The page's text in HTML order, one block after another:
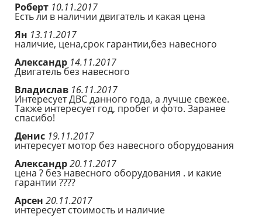
Роберт 10.11.2017
Есть ли в наличии двигатель и какая цена
Ян 13.11.2017
наличие, цена,срок гарантии,без навесного
Александр 14.11.2017
Двигатель без навесного
Владислав 16.11.2017
Интересует ДВС данного года, а лучше свежее.
Также интересует год, пробег и фото. Заранее
спасибо!
Денис 19.11.2017
интересует мотор без навесного оборудования
Александр20.11.2017
цена ? без навесного оборудования . и какие
гарантии ????
Арсен 20.11.2017
интересует стоимость и наличие